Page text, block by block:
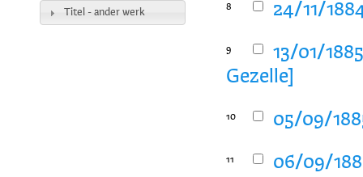
8 24/11/
9
13/01/
Gezelle]
10 05/09/
11
06/09/
Titel - ander werk